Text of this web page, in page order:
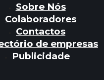
Sobre Nós
Colaboradores
Contactos
de empresas
Publicidade